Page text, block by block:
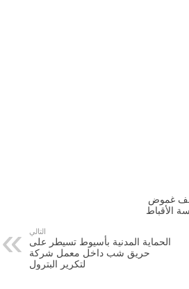
غموض
الأقباط
التالي
الحماية المدنية بأسيوط تسيطر على
حريق شب داخل معمل شركة
لتكرير البترول